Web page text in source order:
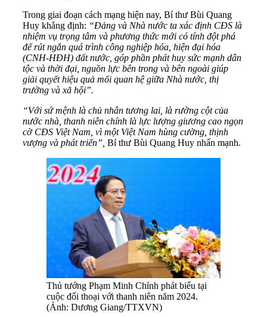
Trong giai đoạn cách mạng hiện nay, Bí thư Bùi Quang
Huy khẳng định: “Đảng và Nhà nước ta xác định CĐS là
nhiệm vụ trọng tâm và phương thức mới có tính đột phá
để rút ngắn quá trình công nghiệp hóa, hiện đại hóa
(CNH-HĐH) đất nước, góp phần phát huy sức mạnh dân
tộc và thời đại, nguồn lực bên trong và bên ngoài giúp
giải quyết hiệu quả mối quan hệ giữa Nhà nước, thị
trường và xã hội”.
“Với sứ mệnh là chủ nhân tương lai, là rường cột của
nước nhà, thanh niên chính là lực lượng giương cao ngọn
cờ CĐS Việt Nam, vì một Việt Nam hùng cường, thịnh
vượng và phát triển”, Bí thư Bùi Quang Huy nhấn mạnh.
Thủ tướng Phạm Minh Chính phát biểu tại
cuộc đối thoại với thanh niên năm 2024.
(Ảnh: Dương Giang/TTXVN)